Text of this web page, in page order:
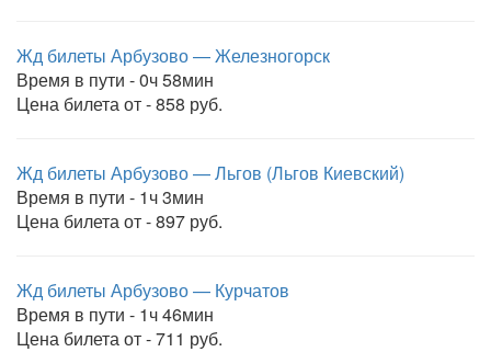
Жд билеты Арбузово — Железногорск
Время в пути - 0ч 58мин
Цена билета от - 858 руб.
Жд билеты Арбузово — Льгов (Льгов Киевский)
Время в пути - 1ч 3мин
Цена билета от - 897 руб.
Жд билеты Арбузово — Курчатов
Время в пути - 1ч 46мин
Цена билета от - 711 руб.